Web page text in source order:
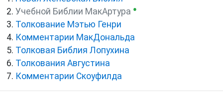
Учебной Библии МакАртура ●
Толкование Мэтью Генри
Комментарии МакДональда
Толковая Библия Лопухина
Толкования Августина
Комментарии Скоуфилда